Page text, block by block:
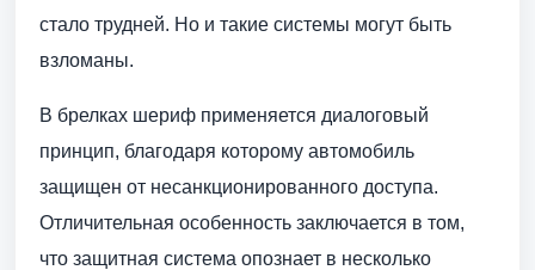
стало трудней. Но и такие системы могут быть
взломаны.
В брелках шериф применяется диалоговый
принцип, благодаря которому автомобиль
защищен от несанкционированного доступа.
Отличительная особенность заключается в том,
что защитная система опознает в несколько